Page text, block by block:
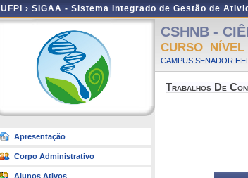
UFPI › SIGAA - Sistema Integrado de Gestão de
Apresentação
Corpo Administrativo
Alunos Ativos
CSHNB -
CURSO
CAMPUS SENADOR
Trabalhos De